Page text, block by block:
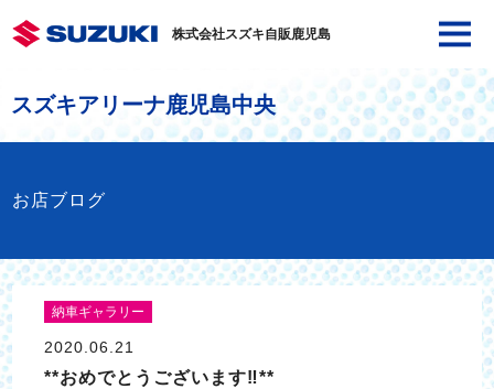
株式会社スズキ自販鹿児島
スズキアリーナ鹿児島中央
お店ブログ
納車ギャラリー
2020.06.21
**おめでとうございます‼**